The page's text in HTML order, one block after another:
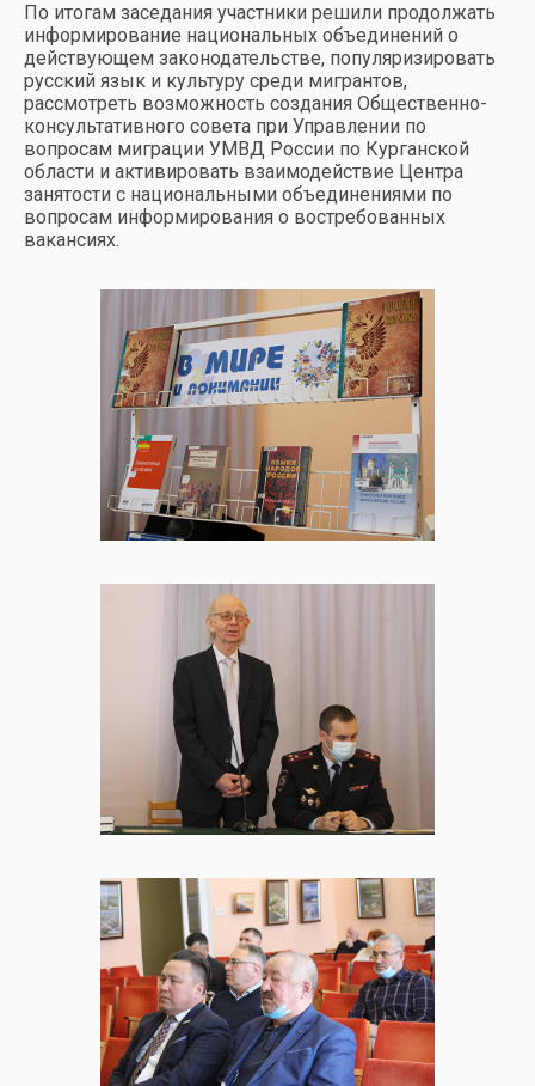
По итогам заседания участники решили продолжать
информирование национальных объединений о
действующем законодательстве, популяризировать
русский язык и культуру среди мигрантов,
рассмотреть возможность создания Общественно-
консультативного совета при Управлении по
вопросам миграции УМВД России по Курганской
области и активировать взаимодействие Центра
занятости с национальными объединениями по
вопросам информирования о востребованных
вакансиях.